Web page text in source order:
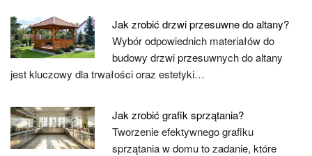
Jak zrobić drzwi przesuwne do altany?
Wybór odpowiednich materiałów do
budowy drzwi przesuwnych do altany
jest kluczowy dla trwałości oraz estetyki…
Jak zrobić grafik sprzątania?
Tworzenie efektywnego grafiku
sprzątania w domu to zadanie, które